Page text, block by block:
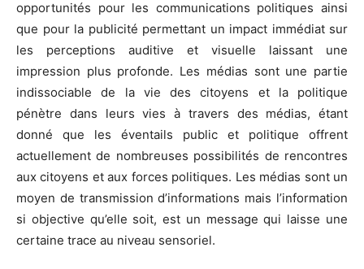
opportunités pour les communications politiques ainsi
que pour la publicité permettant un impact immédiat sur
les perceptions auditive et visuelle laissant une
impression plus profonde. Les médias sont une partie
indissociable de la vie des citoyens et la politique
pénètre dans leurs vies à travers des médias, étant
donné que les éventails public et politique offrent
actuellement de nombreuses possibilités de rencontres
aux citoyens et aux forces politiques. Les médias sont un
moyen de transmission d’informations mais l’information
si objective qu’elle soit, est un message qui laisse une
certaine trace au niveau sensoriel.